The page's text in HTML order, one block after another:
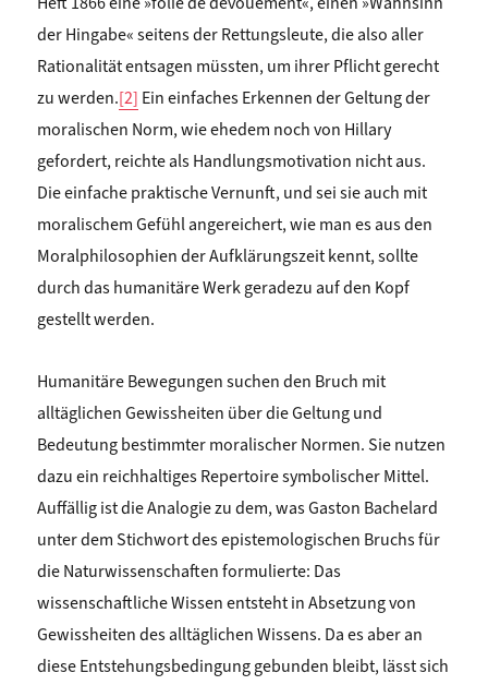
der Hingabe« seitens der Rettungsleute, die also aller
Rationalität entsagen müssten, um ihrer Pflicht gerecht
zu werden.[2] Ein einfaches Erkennen der Geltung der
moralischen Norm, wie ehedem noch von Hillary
gefordert, reichte als Handlungsmotivation nicht aus.
Die einfache praktische Vernunft, und sei sie auch mit
moralischem Gefühl angereichert, wie man es aus den
Moralphilosophien der Aufklärungszeit kennt, sollte
durch das humanitäre Werk geradezu auf den Kopf
gestellt werden.
Humanitäre Bewegungen suchen den Bruch mit
alltäglichen Gewissheiten über die Geltung und
Bedeutung bestimmter moralischer Normen. Sie nutzen
dazu ein reichhaltiges Repertoire symbolischer Mittel.
Auffällig ist die Analogie zu dem, was Gaston Bachelard
unter dem Stichwort des epistemologischen Bruchs für
die Naturwissenschaften formulierte: Das
wissenschaftliche Wissen entsteht in Absetzung von
Gewissheiten des alltäglichen Wissens. Da es aber an
diese Entstehungsbedingung gebunden bleibt, lässt sich